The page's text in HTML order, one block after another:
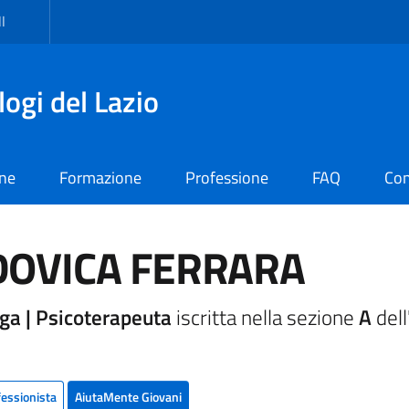
del Lazio
Formazione Professione FAQ
FERRARA
| Psicoterapeuta iscritta nella sezioneA
AiutaMente Giovani